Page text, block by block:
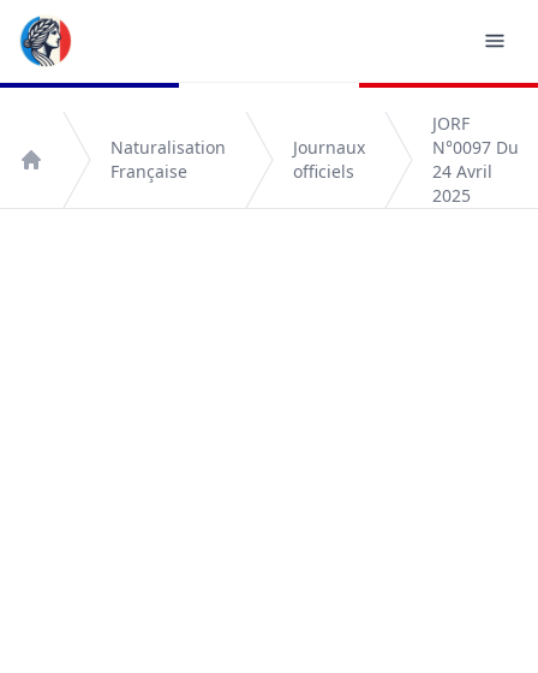
Accueil
Naturalisation
Française
Journaux
officiels
JORF
N°0097 Du
24 Avril
2025